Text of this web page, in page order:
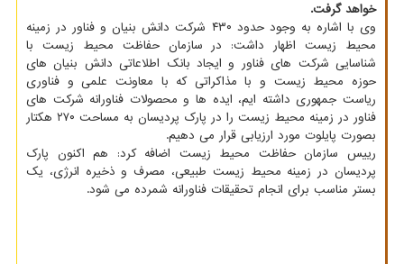
خواهد گرفت.
وی با اشاره به وجود حدود ۴۳۰ شرکت دانش بنیان و فناور در زمینه
محیط زیست اظهار داشت: در سازمان حفاظت محیط زیست با
شناسایی شرکت های فناور و ایجاد بانک اطلاعاتی دانش بنیان های
حوزه محیط زیست و با مذاکراتی که با معاونت علمی و فناوری
ریاست جمهوری داشته ایم، ایده ها و محصولات فناورانه شرکت های
فناور در زمینه محیط زیست را در پارک پردیسان به مساحت ۲۷۰ هکتار
بصورت پایلوت مورد ارزیابی قرار می دهیم.
رییس سازمان حفاظت محیط زیست اضافه کرد: هم اکنون پارک
پردیسان در زمینه محیط زیست طبیعی، مصرف و ذخیره انرژی، یک
بستر مناسب برای انجام تحقیقات فناورانه شمرده می شود.